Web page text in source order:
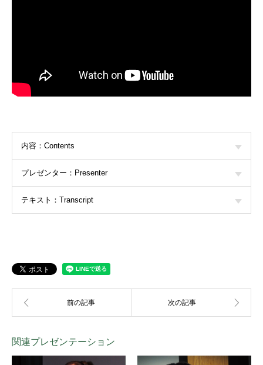
内容：Contents
プレゼンター：Presenter
テキスト：Transcript
関連プレゼンテーション